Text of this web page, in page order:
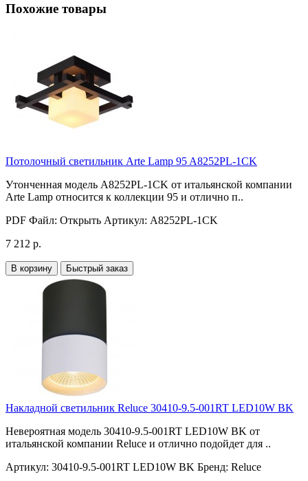
Похожие товары
Потолочный светильник Arte Lamp 95 A8252PL-1CK
Утонченная модель A8252PL-1CK от итальянской компании
Arte Lamp относится к коллекции 95 и отлично п..
PDF Файл: Открыть Артикул: A8252PL-1CK
7 212 р.
В корзину Быстрый заказ
Накладной светильник Reluce 30410-9.5-001RT LED10W BK
Невероятная модель 30410-9.5-001RT LED10W BK от
итальянской компании Reluce и отлично подойдет для ..
Артикул: 30410-9.5-001RT LED10W BK Бренд: Reluce